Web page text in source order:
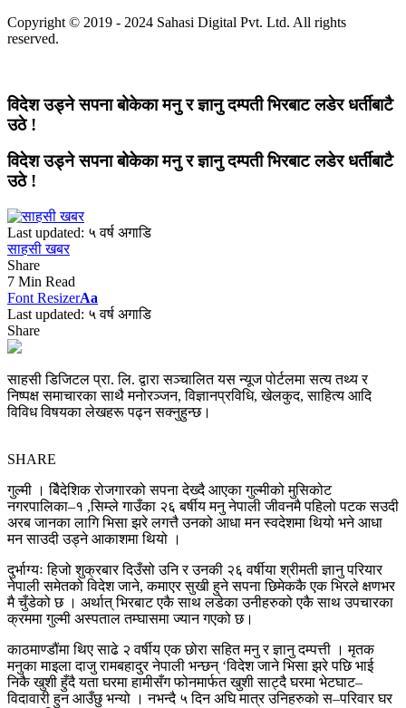
Copyright © 2019 - 2024 Sahasi Digital Pvt. Ltd. All rights
reserved.
विदेश उड्ने सपना बोकेका मनु र ज्ञानु दम्पती भिरबाट लडेर धर्तीबाटै
उठे !
विदेश उड्ने सपना बोकेका मनु र ज्ञानु दम्पती भिरबाट लडेर धर्तीबाटै
उठे !
Last updated: ५ वर्ष अगाडि
साहसी खबर
Share
7 Min Read
Font ResizerAa
Last updated: ५ वर्ष अगाडि
Share
साहसी डिजिटल प्रा. लि. द्वारा सञ्चालित यस न्यूज पोर्टलमा सत्य तथ्य र
निष्पक्ष समाचारका साथै मनोरञ्जन, विज्ञानप्रविधि, खेलकुद, साहित्य आदि
विविध विषयका लेखहरू पढ्न सक्नुहुन्छ।
SHARE
गुल्मी । बिैदेशिक रोजगारको सपना देख्दै आएका गुल्मीको मुसिकोट
नगरपालिका–१ ,सिम्ले गाउँका २६ बर्षीय मनु नेपाली जीवनमै पहिलो पटक सउदी
अरब जानका लागि भिसा झरे लगत्तै उनको आधा मन स्वदेशमा थियो भने आधा
मन साउदी उड्ने आकाशमा थियो ।
दुर्भाग्यः हिजो शुक्रबार दिउँसो उनि र उनकी २६ वर्षीया श्रीमती ज्ञानु परियार
नेपाली समेतको विदेश जाने, कमाएर सुखी हुने सपना छिमेककै एक भिरले क्षणभर
मै चुँडेको छ । अर्थात् भिरबाट एकै साथ लडेका उनीहरुको एकै साथ उपचारका
क्रममा गुल्मी अस्पताल तम्घासमा ज्यान गएको छ।
काठमाण्डौंमा थिए साढे २ वर्षीय एक छोरा सहित मनु र ज्ञानु दम्पत्ती । मृतक
मनुका माइला दाजु रामबहादुर नेपाली भन्छन् ‘विदेश जाने भिसा झरे पछि भाई
निकै खुशी हुँदै यता घरमा हामीसँग फोनमार्फत खुशी साट्दै घरमा भेटघाट–
विदावारी हुन आउँछु भन्यो । नभन्दै ५ दिन अघि मात्र उनिहरुको स–परिवार घर